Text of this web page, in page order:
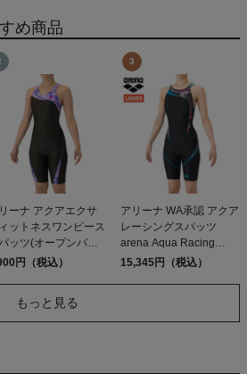
め商品
ーナ アクアエクサ
ットネスワンピース
ッツ(オープンバッ
ーフレッグ ぴった
(Openback
Perfectpad) アウ
円（税込）
アリーナ WA承認 アクア
レーシングスパッツ
arena Aqua Racing
Spats
15,345円（税込）
もっと見る